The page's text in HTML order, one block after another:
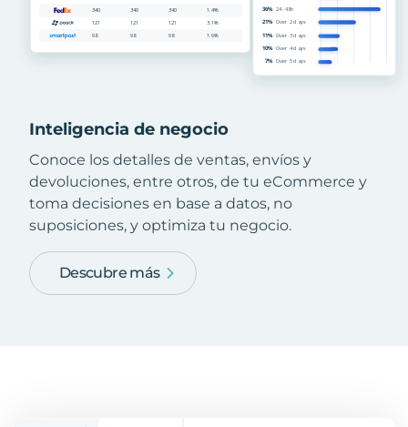
Inteligencia de negocio
Conoce los detalles de ventas, envíos y
devoluciones, entre otros, de tu eCommerce y
toma decisiones en base a datos, no
suposiciones, y optimiza tu negocio.
Descubre más